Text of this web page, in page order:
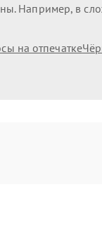
Например, в
на отпечатке